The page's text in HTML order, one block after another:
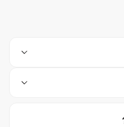
דיור נוספות. האני מאמין שלה -
החברה. החברה
כי עשייתה תורמת